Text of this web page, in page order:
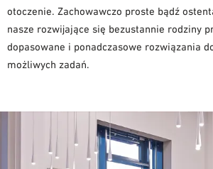
otoczenie. Zachowawczo proste bądź
nasze rozwijające się bezustannie rodziny
dopasowane i ponadczasowe rozwiązania
możliwych zadań.